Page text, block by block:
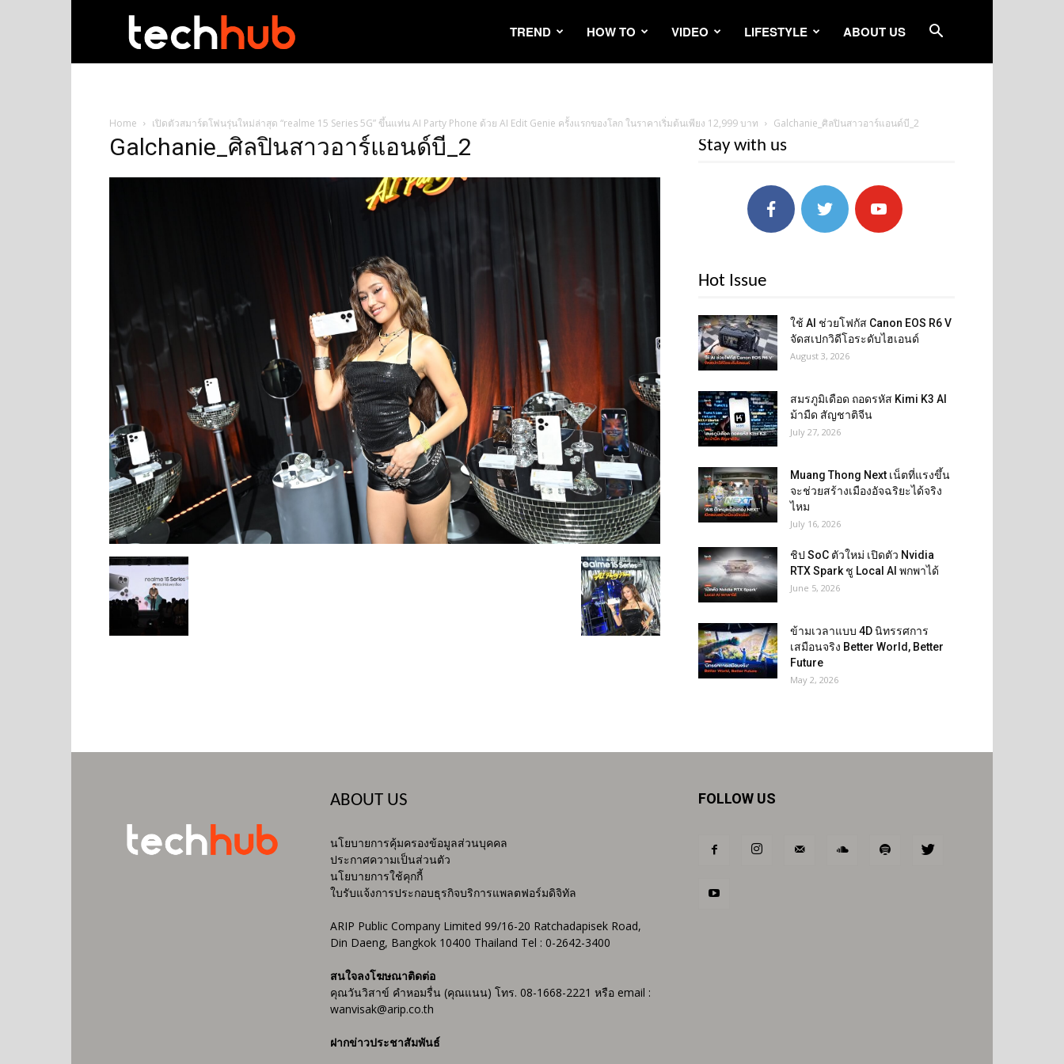
TREND HOW TO VIDEO LIFESTYLE ABOUT US
Home เปิดตัวสมาร์ตโฟนรุ่นใหม่ล่าสุด “realme 15 Series 5G” ขึ้นแท่น AI Party Phone ด้วย AI Edit Genie ครั้งแรกของโลก ในราคาเริ่มต้นเพียง 12,999 บาท Galchanie_ศิลปินสาวอาร์แอนด์บี_2
Galchanie_ศิลปินสาวอาร์แอนด์บี_2 Stay with us
Hot Issue
ใช้ AI ช่วยโฟกัส Canon EOS R6 V
จัดสเปกวิดีโอระดับไฮเอนด์
August 3, 2026
สมรภูมิเดือด ถอดรหัส Kimi K3 AI
ม้ามืด สัญชาติจีน
July 27, 2026
Muang Thong Next เน็ตที่แรงขึ้น
จะช่วยสร้างเมืองอัจฉริยะได้จริง
ไหม
July 16, 2026
ชิป SoC ตัวใหม่ เปิดตัว Nvidia
RTX Spark ชู Local AI พกพาได้
June 5, 2026
ข้ามเวลาแบบ 4D นิทรรศการ
เสมือนจริง Better World, Better
Future
May 2, 2026
ABOUT US
นโยบายการคุ้มครองข้อมูลส่วนบุคคล
ประกาศความเป็นส่วนตัว
นโยบายการใช้คุกกี้
ใบรับแจ้งการประกอบธุรกิจบริการแพลตฟอร์มดิจิทัล
ARIP Public Company Limited 99/16-20 Ratchadapisek Road,
Din Daeng, Bangkok 10400 Thailand Tel : 0-2642-3400
สนใจลงโฆษณาติดต่อ
คุณวันวิสาข์ คำหอมรื่น (คุณแนน) โทร. 08-1668-2221 หรือ email :
wanvisak@arip.co.th
ฝากข่าวประชาสัมพันธ์
FOLLOW US